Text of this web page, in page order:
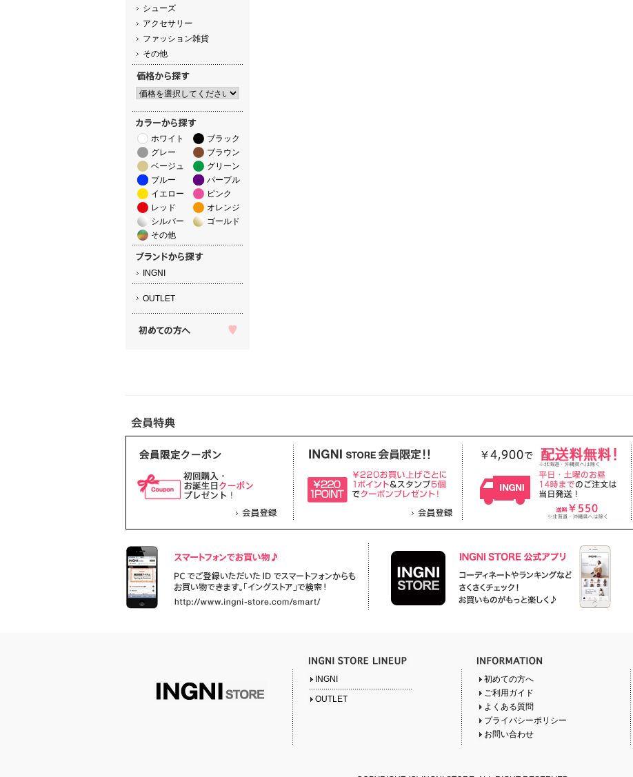
シューズ
アクセサリー
ファッション雑貨
その他
ホワイト
ブラック
グレー
ブラウン
ベージュ
グリーン
ブルー
パープル
イエロー
ピンク
レッド
オレンジ
シルバー
ゴールド
その他
INGNI
OUTLET
INGNI
OUTLET
初めての方へ
ご利用ガイド
よくある質問
プライバシーポリシー
お問い合わせ